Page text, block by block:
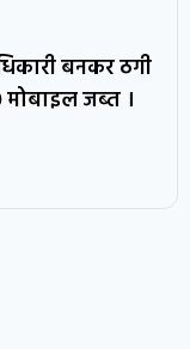
बनकर ठगी
जब्त ।